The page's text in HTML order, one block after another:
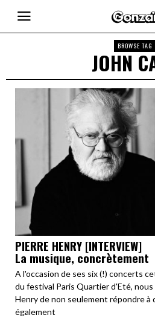
BROWSE TAG
JOHN
PIERRE HENRY [INTERVIEW]
La musique, concrètement
A l'occasion de ses six (!) concerts
du festival Paris Quartier d'Eté, nous
Henry de non seulement répondre à
également